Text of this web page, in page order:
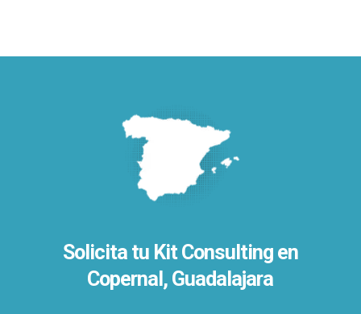
Solicita tu Kit Consulting en
Copernal, Guadalajara